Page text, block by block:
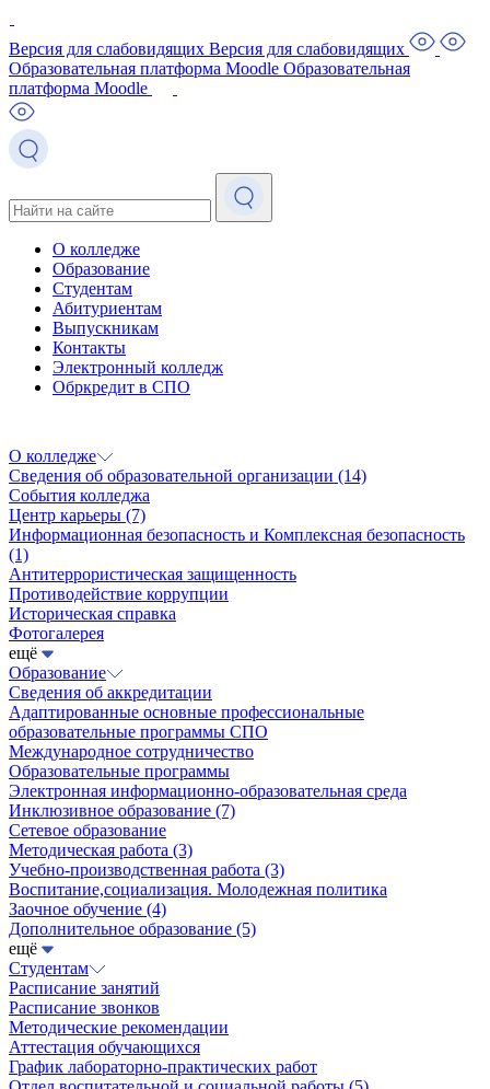
Версия для слабовидящих Версия для слабовидящих
Образовательная платформа Moodle Образовательная
платформа Moodle
О колледже
Образование
Студентам
Абитуриентам
Выпускникам
Контакты
Электронный колледж
Обркредит в СПО
О колледже
Сведения об образовательной организации (14)
События колледжа
Центр карьеры (7)
Информационная безопасность и Комплексная безопасность
(1)
Антитеррористическая защищенность
Противодействие коррупции
Историческая справка
Фотогалерея
ещё
Образование
Сведения об аккредитации
Адаптированные основные профессиональные
образовательные программы СПО
Международное сотрудничество
Образовательные программы
Электронная информационно-образовательная среда
Инклюзивное образование (7)
Сетевое образование
Методическая работа (3)
Учебно-производственная работа (3)
Воспитание,социализация. Молодежная политика
Заочное обучение (4)
Дополнительное образование (5)
ещё
Студентам
Расписание занятий
Расписание звонков
Методические рекомендации
Аттестация обучающихся
График лабораторно-практических работ